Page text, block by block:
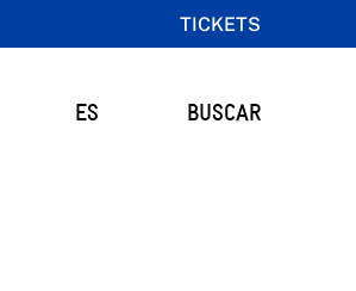
TICKETS
ES BUSCAR